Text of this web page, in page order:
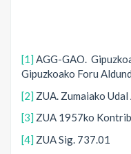
[1] AGG-GAO.
Gipuzkoako Foru
[2] ZUA. Zumaiako
[3] ZUA 1957ko
[4] ZUA Sig. 737.01